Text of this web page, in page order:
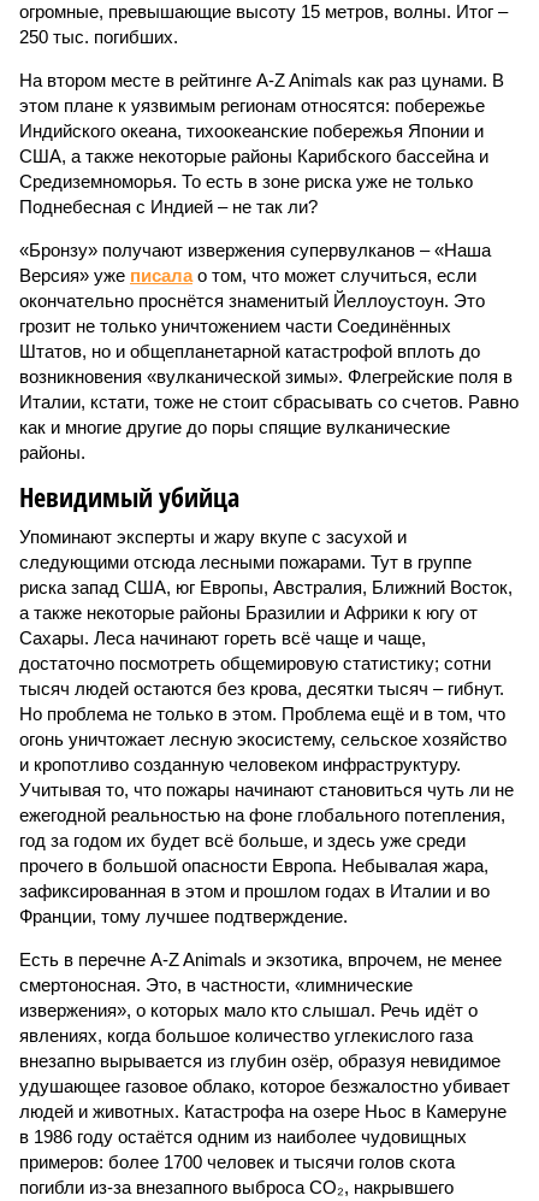
огромные, превышающие высоту 15 метров, волны. Итог –
250 тыс. погибших.
На втором месте в рейтинге A-Z Animals как раз цунами. В
этом плане к уязвимым регионам относятся: побережье
Индийского океана, тихо­океанские побережья Японии и
США, а также некоторые районы Карибского бассейна и
Средиземноморья. То есть в зоне риска уже не только
Поднебесная с Индией – не так ли?
«Бронзу» получают извержения супервулканов – «Наша
Версия» уже писалао том, что может случиться, если
окончательно проснётся знаменитый Йеллоустоун. Это
грозит не только уничтожением части Соединённых
Штатов, но и общепланетарной катастрофой вплоть до
возникновения «вулканической зимы». Флегрейские поля в
Италии, кстати, тоже не стоит сбрасывать со счетов. Равно
как и многие другие до поры спящие вулканические
районы.
Невидимый убийца
Упоминают эксперты и жару вкупе с засухой и
следующими отсюда лесными пожарами. Тут в группе
риска запад США, юг Европы, Австралия, Ближний Восток,
а также некоторые районы Бразилии и Африки к югу от
Сахары. Леса начинают гореть всё чаще и чаще,
достаточно посмотреть общемировую статистику; сотни
тысяч людей остаются без крова, десятки тысяч – гибнут.
Но проблема не только в этом. Проблема ещё и в том, что
огонь уничтожает лесную экосистему, сельское хозяйство
и кропотливо созданную человеком инфраструктуру.
Учитывая то, что пожары начинают становиться чуть ли не
ежегодной реальностью на фоне глобального потепления,
год за годом их будет всё больше, и здесь уже среди
прочего в большой опасности Европа. Небывалая жара,
зафиксированная в этом и прошлом годах в Италии и во
Франции, тому лучшее подтверждение.
Есть в перечне A-Z Animals и экзотика, впрочем, не менее
смертоносная. Это, в частности, «лимнические
извержения», о которых мало кто слышал. Речь идёт о
явлениях, когда большое количество углекислого газа
внезапно вырывается из глубин озёр, образуя невидимое
удушающее газовое облако, которое безжалостно убивает
людей и животных. Катастрофа на озере Ньос в Камеруне
в 1986 году остаётся одним из наиболее чудовищных
примеров: более 1700 человек и тысячи голов скота
погибли из-за внезапного выброса CO₂, накрывшего